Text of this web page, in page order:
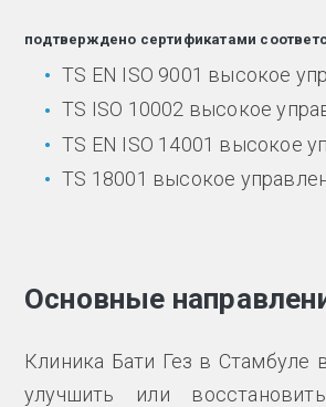
подтверждено сертификатами
TS EN ISO 9001 высокое
TS ISO 10002 высокое
TS EN ISO 14001 высокое
TS 18001 высокое
Основные
Клиника Бати Гез в Стамбуле
улучшить или